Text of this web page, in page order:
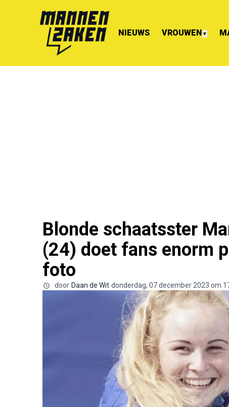
NIEUWS VROUWEN ▼
Blonde schaatsster
(24) doet fans enorm
foto
door Daan de Wit donderdag, 07 december 2023 om